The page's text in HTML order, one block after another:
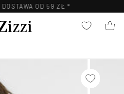
DOSTAWA OD 59 ZŁ *